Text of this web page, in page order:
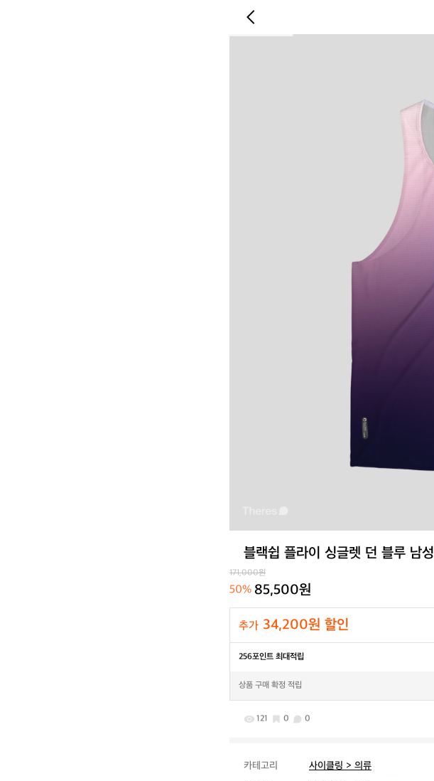
블랙쉽 플라이 싱글렛 던 블루 남성
171,000원
50% 85,500원
추가 34,200원 할인
256포인트 최대적립
상품 구매 확정 적립
121 0 0
카테고리
사이클링 > 의류